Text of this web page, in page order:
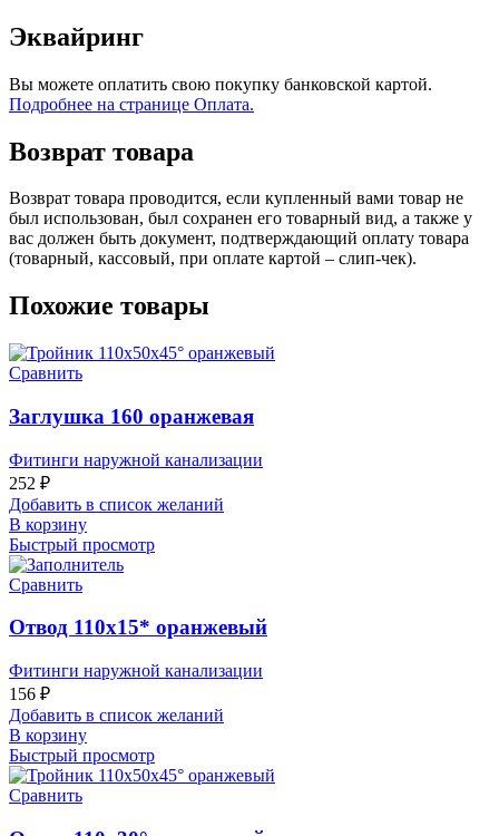
Эквайринг
Вы можете оплатить свою покупку банковской картой.
Подробнее на странице Оплата.
Возврат товара
Возврат товара проводится, если купленный вами товар не
был использован, был сохранен его товарный вид, а также у
вас должен быть документ, подтверждающий оплату товара
(товарный, кассовый, при оплате картой – слип-чек).
Похожие товары
Сравнить
Заглушка 160 оранжевая
Фитинги наружной канализации
252 ₽
Добавить в список желаний
В корзину
Быстрый просмотр
Сравнить
Отвод 110х15* оранжевый
Фитинги наружной канализации
156 ₽
Добавить в список желаний
В корзину
Быстрый просмотр
Сравнить